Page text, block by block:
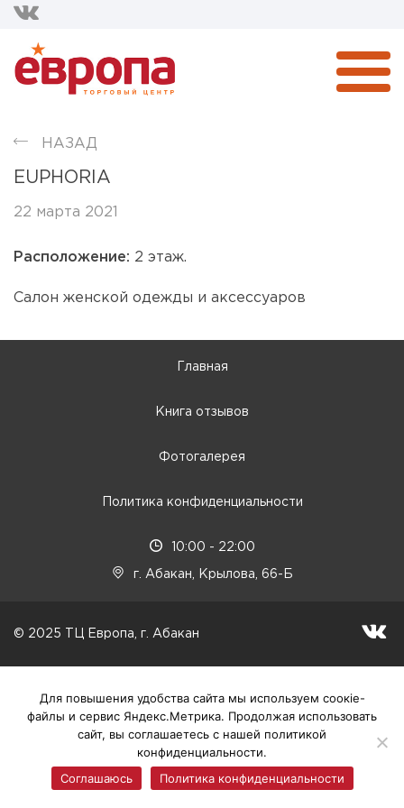
НАЗАД
EUPHORIA
22 марта 2021
Расположение: 2 этаж.
Салон женской одежды и аксессуаров
Главная
Книга отзывов
Фотогалерея
Политика конфиденциальности
10:00 - 22:00
г. Абакан, Крылова, 66-Б
© 2025 ТЦ Европа, г. Абакан
Для повышения удобства сайта мы используем соокіе-
файлы и сервис Яндекс.Метрика. Продолжая использовать
сайт, вы соглашаетесь с нашей политикой
конфиденциальности.
Соглашаюсь
Политика конфиденциальности